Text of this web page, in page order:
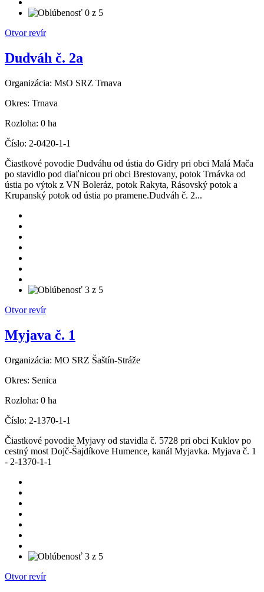
Otvor revír
Dudváh č. 2a
Organizácia: MsO SRZ Trnava
Okres: Trnava
Rozloha: 0 ha
Číslo: 2-0420-1-1
Čiastkové povodie Dudváhu od ústia do Gidry pri obci Malá Mača
po stavidlo pod diaľnicou pri obci Brestovany, potok Trnávka od
ústia po výtok z VN Boleráz, potok Rakyta, Rásovský potok a
Krupanský potok od ústia po pramene.Dudváh č. 2...
Otvor revír
Myjava č. 1
Organizácia: MO SRZ Šaštín-Stráže
Okres: Senica
Rozloha: 0 ha
Číslo: 2-1370-1-1
Čiastkové povodie Myjavy od stavidla č. 5728 pri obci Kuklov po
cestný most Dojč-Šajdíkove Humence, kanál Myjavka. Myjava č. 1
- 2-1370-1-1
Otvor revír